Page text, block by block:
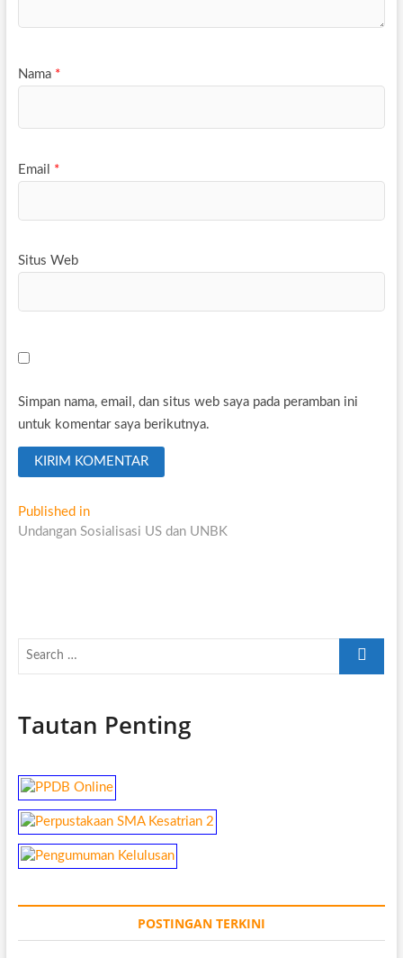
Nama *
Email *
Situs Web
Simpan nama, email, dan situs web saya pada peramban ini
untuk komentar saya berikutnya.
Navigasi
pos
Published in
Undangan Sosialisasi US dan UNBK
Search
Tautan Penting
POSTINGAN TERKINI